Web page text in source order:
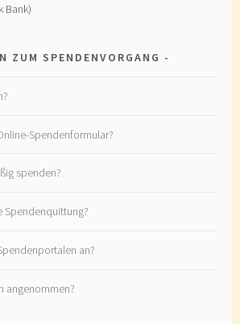
Bank)
ZUM SPENDENVORGANG
Spendenformular?
spenden?
Spendenquittung?
an?
angenommen?